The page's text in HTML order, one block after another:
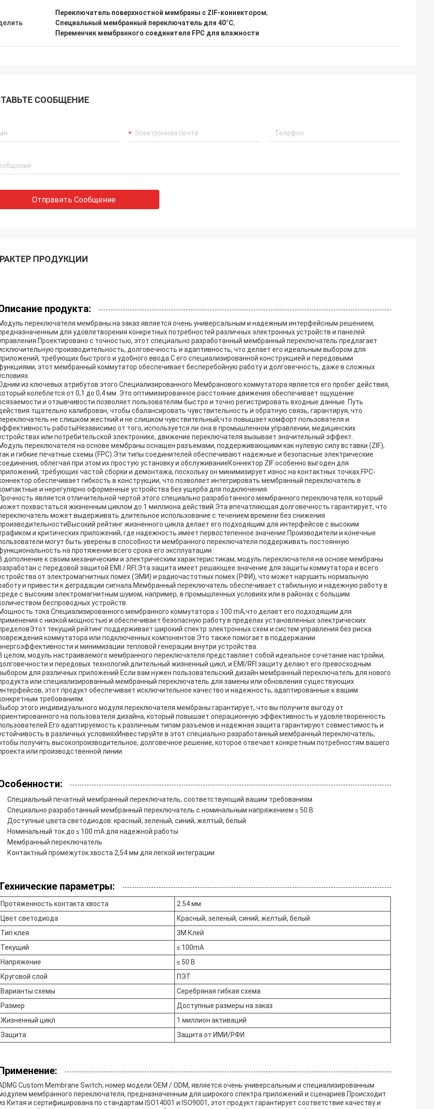
Переключатель поверхностной мембраны с ZIF-коннектором,
Специальный мембранный переключатель для 40°C,
Переменчик мембранного соединителя FPC для влажности
СООБЩЕНИЕ
Отправить Сообщение
ПРОДУКЦИИ
продукта:
переключателя мембраны на заказ является очень универсальным и надежным интерфейсным решением,
для удовлетворения конкретных потребностей различных электронных устройств и панелей
с точностью, этот специально разработанный мембранный переключатель предлагает
производительность, долговечность и адаптивность, что делает его идеальным выбором для
требующих быстрого и удобного ввода.С его специализированной конструкцией и передовыми
этот мембранный коммутатор обеспечивает бесперебойную работу и долговечность, даже в сложных
из ключевых атрибутов этого Специализированного Мембранового коммутатора является его пробег действия,
колеблется от 0,1 до 0,4 мм. Это оптимизированное расстояние движения обеспечивает ощущение
и отзывчивости.позволяет пользователям быстро и точно регистрировать входные данные. Путь
тщательно калиброван, чтобы сбалансировать чувствительность и обратную связь, гарантируя, что
не слишком жесткий и не слишком чувствительный,что повышает комфорт пользователя и
работыНезависимо от того, используется ли она в промышленном управлении, медицинских
или потребительской электронике, движение переключателя вызывает значительный эффект.
переключателя на основе мембраны оснащен разъемами, поддерживающими как нулевую силу вставки (ZIF),
и гибкие печатные схемы (FPC).Эти типы соединителей обеспечивают надежные и безопасные электрические
облегчая при этом их простую установку и обслуживаниеКоннектор ZIF особенно выгоден для
требующих частой сборки и демонтажа, поскольку он минимизирует износ на контактных точках.FPC-
обеспечивает гибкость в конструкции, что позволяет интегрировать мембранный переключатель в
и нерегулярно оформенные устройства без ущерба для подключения.
является отличительной чертой этого специально разработанного мембранного переключателя, который
похвастаться жизненным циклом до 1 миллиона действий.Эта впечатляющая долговечность гарантирует, что
может выдерживать длительное использование с течением времени без снижения
рейтинг жизненного цикла делает его подходящим для интерфейсов с высоким
и критических приложений, где надежность имеет первостепенное значение.Производители и конечные
могут быть уверены в способности мембранного переключателя поддерживать постоянную
на протяжении всего срока его эксплуатации.
дополнение к своим механическим и электрическим характеристикам, модуль переключателя на основе мембраны
с передовой защитой EMI / RFI.Эта защита имеет решающее значение для защиты коммутатора и всего
от электромагнитных помех (ЭМИ) и радиочастотных помех (РФИ), что может нарушить нормальную
и привести к деградации сигнала.Мембранный переключатель обеспечивает стабильную и надежную работу в
с высоким электромагнитным шумом, например, в промышленных условиях или в районах с большим
беспроводных устройств.
тока Специализированного мембранного коммутатора ≤ 100 mA,что делает его подходящим для
с низкой мощностью и обеспечивает безопасную работу в пределах установленных электрических
текущий рейтинг поддерживает широкий спектр электронных схем и систем управления без риска
коммутатора или подключенных компонентов.Это также помогает в поддержании
и минимизации тепловой генерации внутри устройства.
целом, модуль настраиваемого мембранного переключателя представляет собой идеальное сочетание настройки,
и передовых технологий.длительный жизненный цикл, и EMI/RFI защиту делают его превосходным
для различных приложений.Если вам нужен пользовательский дизайн мембранный переключатель для нового
или специализированный мембранный переключатель для замены или обновления существующих
этот продукт обеспечивает исключительное качество и надежность, адаптированные к вашим
требованиям.
этого индивидуального модуля переключателя мембраны гарантирует, что вы получите выгоду от
на пользователя дизайна, который повышает операционную эффективность и удовлетворенность
адаптируемость к различным типам разъемов и надежная защита гарантируют совместимость и
в различных условияхИнвестируйте в этот специально разработанный мембранный переключатель,
получить высокопроизводительное, долговечное решение, которое отвечает конкретным потребностям вашего
или производственной линии.
Специальный печатный мембранный переключатель, соответствующий вашим требованиям
Специально разработанный мембранный переключатель с номинальным напряжением ≤ 50 В
Доступные цвета светодиодов: красный, зеленый, синий, желтый, белый
Номинальный ток до ≤ 100 mA для надежной работы
Мембранный переключатель
Контактный промежуток хвоста 2,54 мм для легкой интеграции
параметры:
Протяженность контакта хвоста
2.54 мм
Цвет светодиода
Красный, зеленый, синий, желтый, белый
Тип клея
3M Клей
Текущий
≤ 100mA
Напряжение
≤ 50 В
Круговой слой
ПЭТ
Варианты схемы
Серебряная гибкая схема
Размер
Доступные размеры на заказ
Жизненный цикл
1 миллион активаций
Защита
Защита от ИМИ/РФИ
Custom Membrane Switch, номер модели OEM / ODM, является очень универсальным и специализированным
мембранного переключателя, предназначенным для широкого спектра приложений и сценариев.Происходит
Китая и сертифицирована по стандартам ISO14001 и ISO9001, этот продукт гарантирует соответствие качеству и